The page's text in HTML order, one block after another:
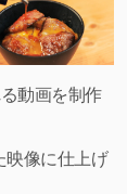
動画を制作
映像に仕上げ